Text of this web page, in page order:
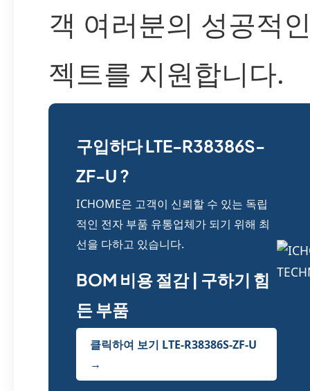
객 여러분의 성공적
젝트를 지원합니다.
구입하다 LTE-R38386S-
ZF-U ?
ICHOME은 고객이 신뢰할 수 있는 독립
적인 전자 부품 유통업체가 되기 위해 최
선을 다하고 있습니다.
BOM 비용 절감 | 구하기 힘
든 부품
클릭하여 보기 LTE-R38386S-ZF-U
→